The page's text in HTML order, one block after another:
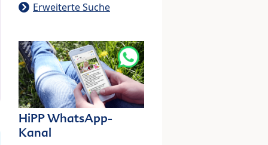
Erweiterte Suche
HiPP WhatsApp-
Kanal